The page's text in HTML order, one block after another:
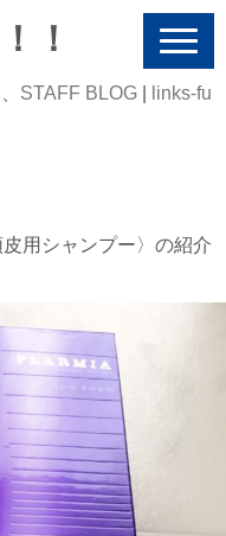
N
i
n
！
STAFF BLOG
links-fu
用シャンプー〉の紹介